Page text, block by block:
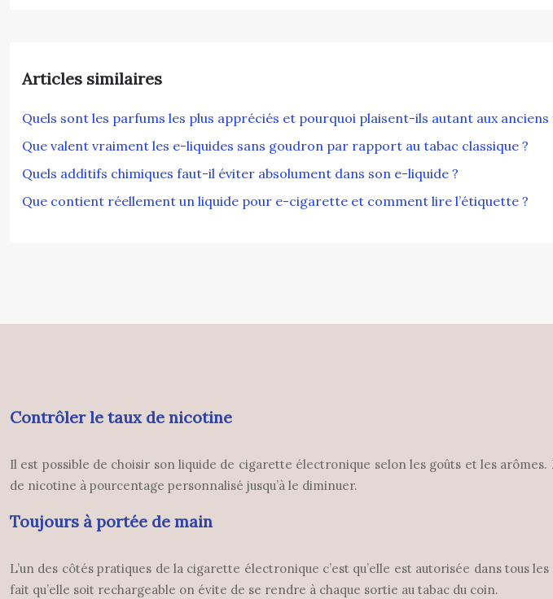
Articles similaires
Quels sont les parfums les plus appréciés et pourquoi plaisent-ils autant aux anciens
Que valent vraiment les e-liquides sans goudron par rapport au tabac classique ?
Quels additifs chimiques faut-il éviter absolument dans son e-liquide ?
Que contient réellement un liquide pour e-cigarette et comment lire l’étiquette ?
Contrôler le taux de nicotine
Il est possible de choisir son liquide de cigarette électronique selon les goûts et les
de nicotine à pourcentage personnalisé jusqu’à le diminuer.
Toujours à portée de main
L’un des côtés pratiques de la cigarette électronique c’est qu’elle est autorisée dans
fait qu’elle soit rechargeable on évite de se rendre à chaque sortie au tabac du coin.